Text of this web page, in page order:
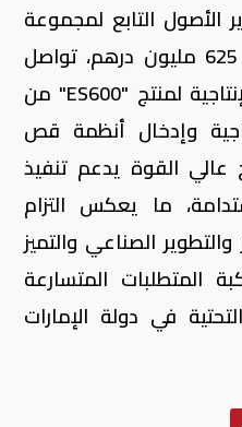
الأصول التابع لمجموعة
"إمستيل"، والبالغة قيمته 625 مليون درهم، تواصل
المجموعة تعزيز قدراتها الإنتاجية لمنتج "ES600" من
وإدخال أنظمة قص
عالي القوة يدعم تنفيذ
ما يعكس التزام
الصناعي والتميز
المتطلبات المتسارعة
في دولة الإمارات